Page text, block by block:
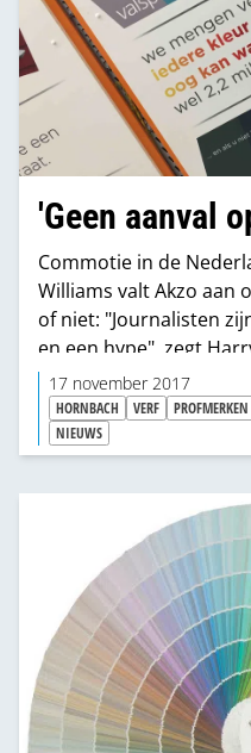
'Geen aanval
Commotie in de
Williams valt Akzo aan
of niet: "Journalisten
en een hype", zegt
Europese
Europa via Hornbach
tegen Akzo."
17 november 2017
HORNBACH VERF PROFMERKEN
NIEUWS